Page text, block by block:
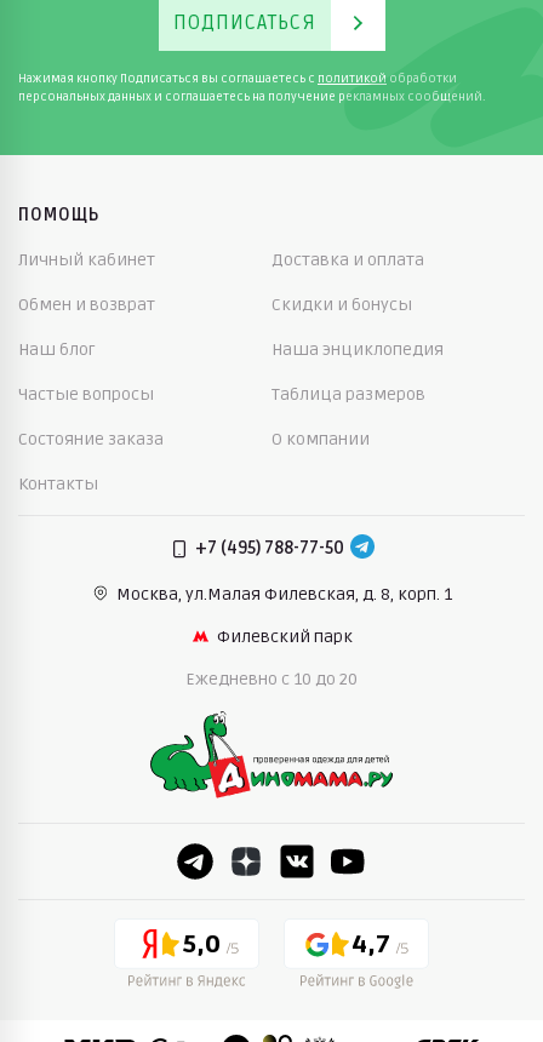
ПОДПИСАТЬСЯ
Нажимая кнопку Подписаться вы соглашаетесь с политикой обработки
персональных данных и соглашаетесь на получение рекламных сообщений.
ПОМОЩЬ
Личный кабинет Доставка и оплата
Обмен и возврат Скидки и бонусы
Наш блог Наша энциклопедия
Частые вопросы Таблица размеров
Состояние заказа О компании
Контакты
+7 (495) 788-77-50
Москва, ул.Малая Филевская, д. 8, корп. 1
Филевский парк
Ежедневно c 10 до 20
5,0 4,7